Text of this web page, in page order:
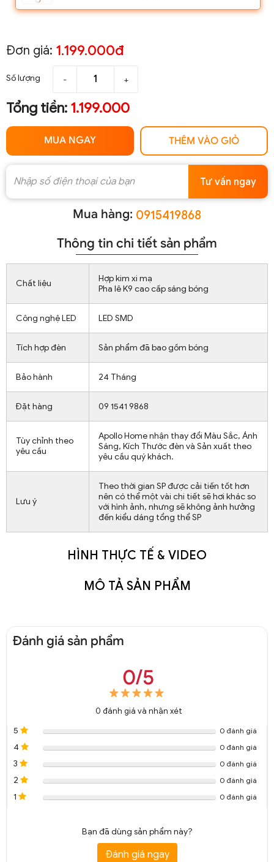
Đơn giá: 1.199.000đ
Số lượng - +
Tổng tiền: 1.199.000
MUA NGAY THÊM VÀO GIỎ
Tư vấn ngay
Mua hàng: 0915419868
Thông tin chi tiết sản phẩm
Chất liệu
Hợp kim xi mạ
Pha lê K9 cao cấp sáng bóng
Công nghệ LED LED SMD
Tích hợp đèn Sản phẩm đã bao gồm bóng
Bảo hành 24 Tháng
Đặt hàng 09 1541 9868
Tùy chỉnh theo
yêu cầu
Apollo Home nhận thay đổi Màu Sắc, Ánh
Sáng, Kích Thước đèn và Sản xuất theo
yêu cầu quý khách.
Lưu ý
Theo thời gian SP được cải tiến tốt hơn
nên có thể một vài chi tiết sẽ hơi khác so
với hình ảnh, nhưng sẽ không ảnh hưởng
đến kiểu dáng tổng thể SP
HÌNH THỰC TẾ & VIDEO
MÔ TẢ SẢN PHẨM
Đánh giá sản phẩm
0/5
0 đánh giá và nhận xét
5
0 đánh giá
4 0 đánh giá
3 0 đánh giá
2 0 đánh giá
1 0 đánh giá
Bạn đã dùng sản phẩm này?
Đánh giá ngay